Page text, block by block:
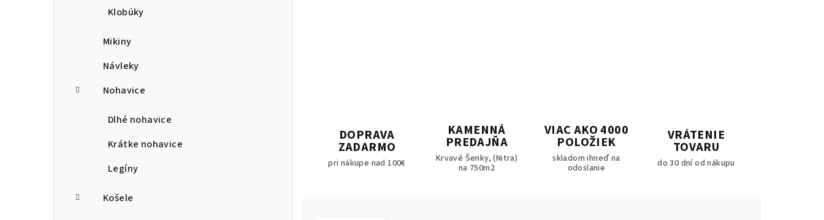
Klobúky
Mikiny
Návleky
Nohavice
Dlhé nohavice
Krátke nohavice
Legíny
Košele
DOPRAVA
ZADARMO
pri nákupe nad 100€
KAMENNÁ
PREDAJŇA
Krvavé Šenky, (Nitra)
na 750m2
VIAC AKO 4000
POLOŽIEK
skladom ihneď na
odoslanie
VRÁTENIE
TOVARU
do 30 dní od nákupu